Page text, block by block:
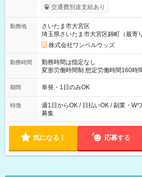
いOK！（規定あり） ┗働いたその
ンビニATMから 日払い分を引き落とせます！ 【
交通費別途支給あり
勤務地
さいたま市大宮区
埼玉県さいたま市大宮区錦町（最寄
株式会社ワンベルウッズ
勤務時間
勤務時間は指定なし
変形労働時間制 想定労働時間160時間/月 【シフト例】 ・
～21：00
期間 単発・1日のみOK
特徴
週1日からOK / 日払いOK / 副業・W
募集
気になる！ 応募する